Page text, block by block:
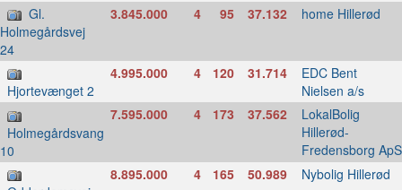
Gl.
Holmegårdsvej
24
3.845.000 4 95 37.132 home Hillerød
Hjortevænget 2
4.995.000 4 120 31.714 EDC Bent
Nielsen a/s
Holmegårdsvang
10
7.595.000 4 173 37.562 LokalBolig
Hillerød-
Fredensborg ApS
8.895.000 4 165 50.989 Nybolig Hillerød